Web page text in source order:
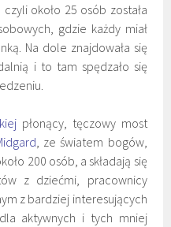
czyli około 25 osób została
gdzie każdy miał
Na dole znajdowała się
i to tam spędzało się
płonący, tęczowy most
, ze światem bogów,
200 osób, a składają się
z dziećmi, pracownicy
z bardziej interesujących
aktywnych i tych mniej